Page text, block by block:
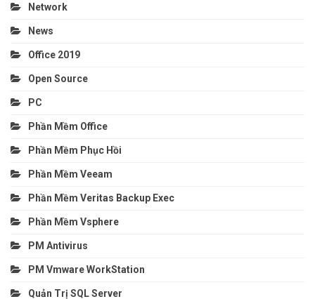
Network
News
Office 2019
Open Source
PC
Phần Mềm Office
Phần Mềm Phục Hồi
Phần Mềm Veeam
Phần Mềm Veritas Backup Exec
Phần Mềm Vsphere
PM Antivirus
PM Vmware WorkStation
Quản Trị SQL Server